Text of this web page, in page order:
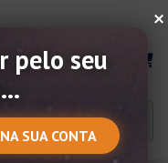
×
pelo seu
SUA CONTA